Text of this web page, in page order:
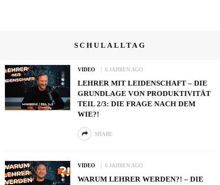
SCHULALLTAG
VIDEO 6 JAHREN AGO
LEHRER MIT LEIDENSCHAFT – DIE
GRUNDLAGE VON PRODUKTIVITÄT
TEIL 2/3: DIE FRAGE NACH DEM
WIE?!
SHARE
VIDEO 6 JAHREN AGO
WARUM LEHRER WERDEN?! – DIE